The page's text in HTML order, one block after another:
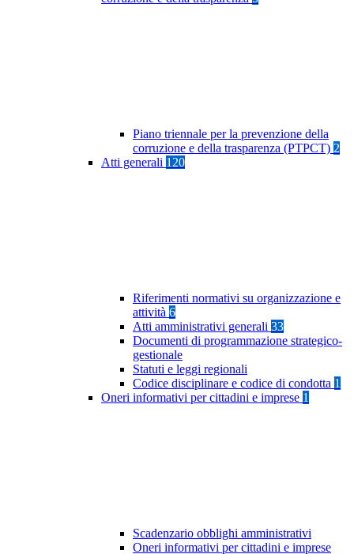
Piano triennale per la prevenzione della
corruzione e della trasparenza (PTPCT) 2
Atti generali 120
Riferimenti normativi su organizzazione e
attività 6
Atti amministrativi generali 33
Documenti di programmazione strategico-
gestionale
Statuti e leggi regionali
Codice disciplinare e codice di condotta 1
Oneri informativi per cittadini e imprese 1
Scadenzario obblighi amministrativi
Oneri informativi per cittadini e imprese